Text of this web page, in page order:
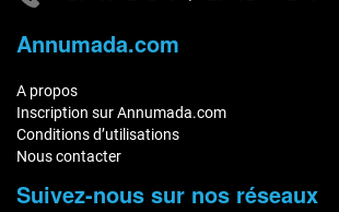
Annumada.com
A propos
Inscription sur Annumada.com
Conditions d’utilisations
Nous contacter
Suivez-nous sur nos réseaux